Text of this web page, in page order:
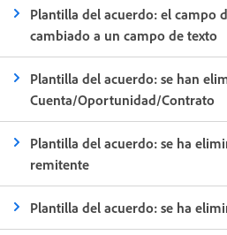
Plantilla del acuerdo: el campo
cambiado a un campo de texto
Plantilla del acuerdo: se han
Cuenta/Oportunidad/Contrato
Plantilla del acuerdo: se ha
remitente
Plantilla del acuerdo: se ha